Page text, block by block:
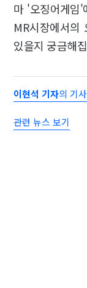
마 '오징어게임'
MR시장에서의
있을지 궁금해
이현석 기자의 기
관련 뉴스 보기